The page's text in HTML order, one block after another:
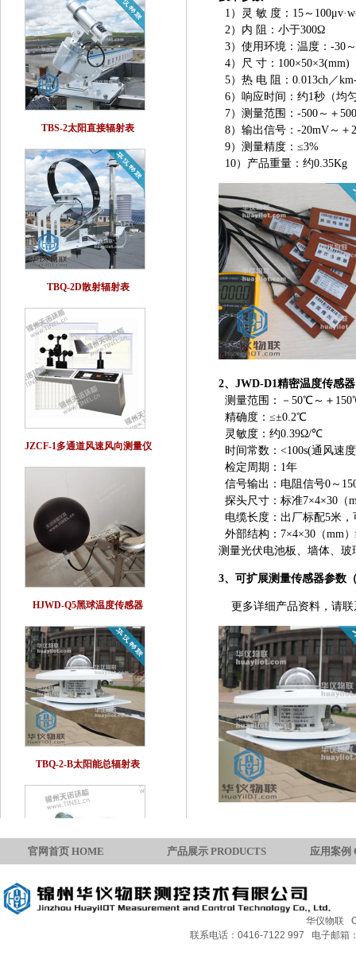
1）灵 敏 度：15～
2）内 阻：小于300Ω
3）使用环境：温度：-30
4）尺 寸：100×50×3(mm)
5）热 电 阻：0.013ch／
6）响应时间：约1秒（均
7）测量范围：-500～＋
8）输出信号：-20mV～＋
9）测量精度：≤3%
10）产品重量：约0.35Kg
2、JWD-D1精密温度传感
测量范围：－50℃～＋
精确度：≤±0.2℃
灵敏度：约0.39Ω/℃
时间常数：<100s(通风速
检定周期：1年
信号输出：电阻信号0～
探头尺寸：标准7×4×30（
电缆长度：出厂标配5米
外部结构：7×4×30（mm
测量光伏电池板、墙体、
3、可扩展测量传感器参数
更多详细产品资料，请联
TBS-2太阳直接辐射表
TBQ-2D散射辐射表
JZCF-1多通道风速风向测量仪
HJWD-Q5黑球温度传感器
TBQ-2-B太阳能总辐射表
官网首页 HOME 产品展示 PRODUCTS 应用案例
华仪物联
联系电话：0416-7122 997 电子邮箱